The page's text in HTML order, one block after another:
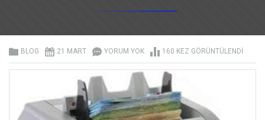
BLOG 21 MART YORUM YOK 160 KEZ GÖRÜNTÜLENDI